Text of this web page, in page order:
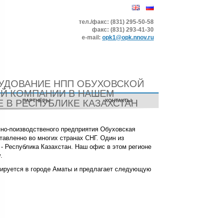
тел./факс: (831) 295-50-58
факс: (831) 293-41-30
е-mail: opk1@opk.nnov.ru
ПАРТНЁРЫ КОНТАКТЫ
НПП ОБУХОВСКОЙ
КОМПАНИИ В НАШЕМ
В РЕСПУБЛИКЕ КАЗАХСТАН
поизводственого предприятия Обуховская
во многих странах СНГ. Один из
Республика Казахстан. Наш офис в этом регионе
в городе Аматы и предлагает следующую